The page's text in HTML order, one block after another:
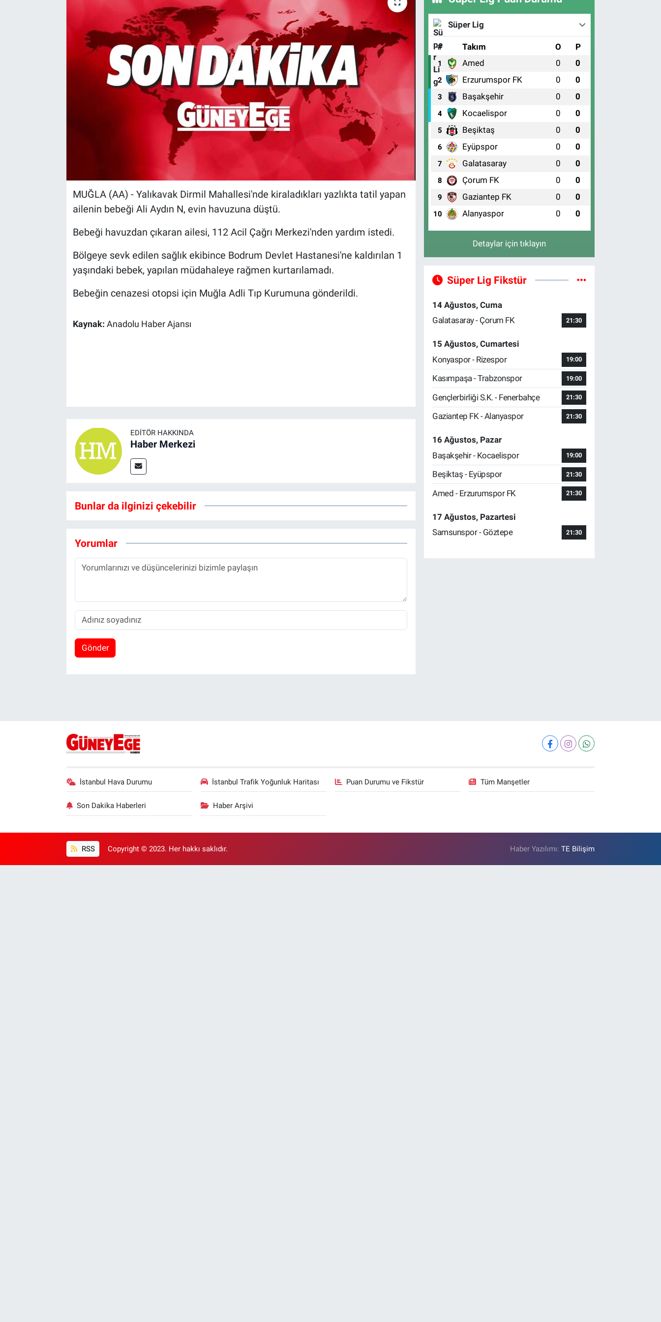
MUĞLA (AA) - Yalıkavak Dirmil Mahallesi'nde kiraladıkları yazlıkta tatil yapan
ailenin bebeği Ali Aydın N, evin havuzuna düştü.
Bebeği havuzdan çıkaran ailesi, 112 Acil Çağrı Merkezi'nden yardım istedi.
Bölgeye sevk edilen sağlık ekibince Bodrum Devlet Hastanesi'ne kaldırılan 1
yaşındaki bebek, yapılan müdahaleye rağmen kurtarılamadı.
Bebeğin cenazesi otopsi için Muğla Adli Tıp Kurumuna gönderildi.
Kaynak: Anadolu Haber Ajansı
EDITÖR HAKKINDA
Haber Merkezi
Bunlar da ilginizi çekebilir
Yorumlar
Gönder
Süper Lig
# Takım O P
1 Amed 0 0
2 Erzurumspor FK 0 0
3 Başakşehir 0 0
4 Kocaelispor 0 0
5 Beşiktaş 0 0
6 Eyüpspor 0 0
7 Galatasaray 0 0
8 Çorum FK 0 0
9 Gaziantep FK 0 0
10 Alanyaspor 0 0
Detaylar için tıklayın
Süper Lig Fikstür
14 Ağustos, Cuma
Galatasaray - Çorum FK
21:30
15 Ağustos, Cumartesi
Konyaspor - Rizespor
19:00
Kasımpaşa - Trabzonspor 19:00
Gençlerbirliği S.K. - Fenerbahçe 21:30
Gaziantep FK - Alanyaspor 21:30
16 Ağustos, Pazar
Başakşehir - Kocaelispor
19:00
Beşiktaş - Eyüpspor 21:30
Amed - Erzurumspor FK 21:30
17 Ağustos, Pazartesi
Samsunspor - Göztepe
21:30
İstanbul Hava Durumu İstanbul Trafik Yoğunluk Haritası Puan Durumu ve Fikstür Tüm Manşetler
Son Dakika Haberleri Haber Arşivi
RSS Copyright © 2023. Her hakkı saklıdır. Haber Yazılımı:TE Bilişim